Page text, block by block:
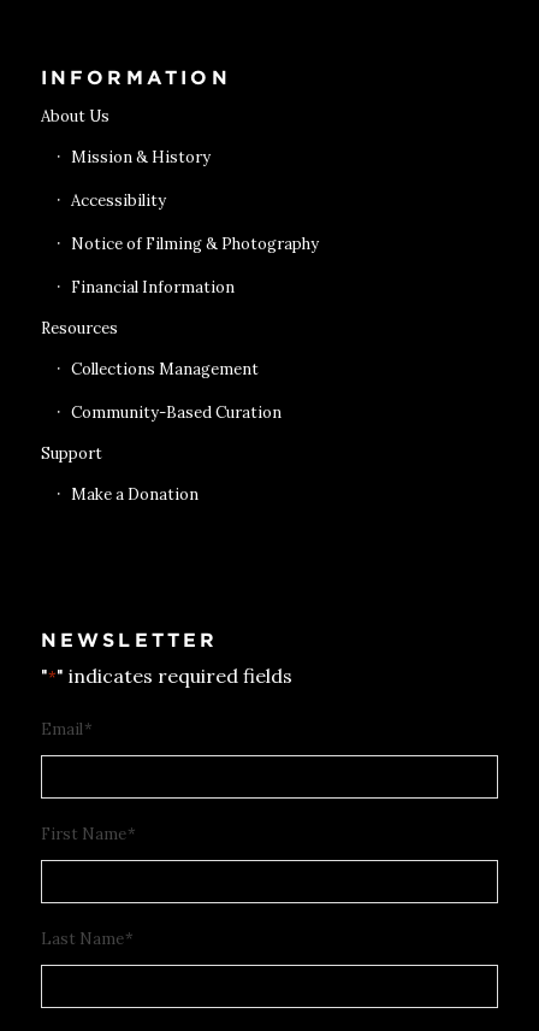
INFORMATION
About Us
Mission & History
Accessibility
Notice of Filming & Photography
Financial Information
Resources
Collections Management
Community-Based Curation
Support
Make a Donation
NEWSLETTER
"*" indicates required fields
Email*
First Name*
Last Name*